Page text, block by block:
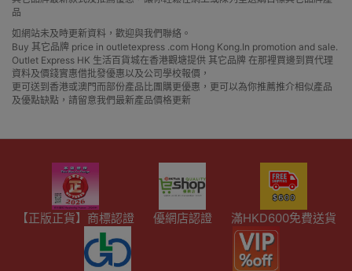
品
如網站未及時更新資料，歡迎與我們聯絡。
Buy 其它品牌 price in outletexpress .com Hong Kong.In promotion and sale.
Outlet Express HK 生活百貨城在香港觀塘提供 其它品牌 在那裡買邊到買代理
資料及價錢實惠借批發優惠以及公司學校報價，
更可送到香港或澳門而部份產品比團購更優惠，更可以為你推薦推介相似產品
及優點缺點，請留意我們最新產品價格更新
【正版正貨】商標認證 優網店認證 滿HKD600免費送貨